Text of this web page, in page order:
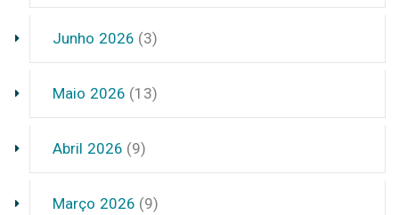
Junho 2026 (3)
Maio 2026 (13)
Abril 2026 (9)
Março 2026 (9)